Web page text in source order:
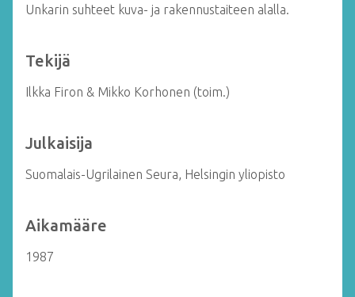
Unkarin suhteet kuva- ja rakennustaiteen alalla.
Tekijä
Ilkka Firon & Mikko Korhonen (toim.)
Julkaisija
Suomalais-Ugrilainen Seura, Helsingin yliopisto
Aikamääre
1987